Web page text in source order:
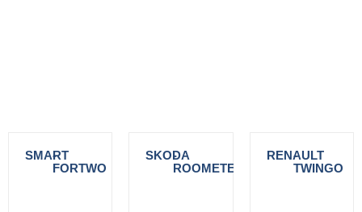
SMART
-
FORTWO
SKODA
-
ROOMETER
RENAULT
-
TWINGO